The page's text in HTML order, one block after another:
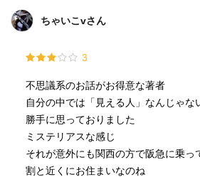
ちゃいこvさん
3
不思議系のお話がお得意な著者
自分の中では「見える人」なんじゃな
勝手に思っておりました
ミステリアスな感じ
それが意外にも関西の方で阪急に乗っ
割と近くにお住まいなのね